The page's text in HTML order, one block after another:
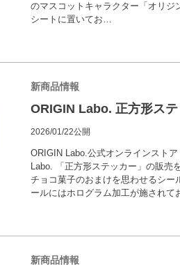
のマスコットキャラクター「オリ
シートに置いてお…
新商品情報
ORIGIN Labo. 正方形ス
2026/01/22公開
ORIGIN Labo.公式オンラインスト
Labo. 「正方形ステッカー」の販売
チョコ菓子のおまけを思わせるシー
ールにはホログラム加工が施され
新商品情報